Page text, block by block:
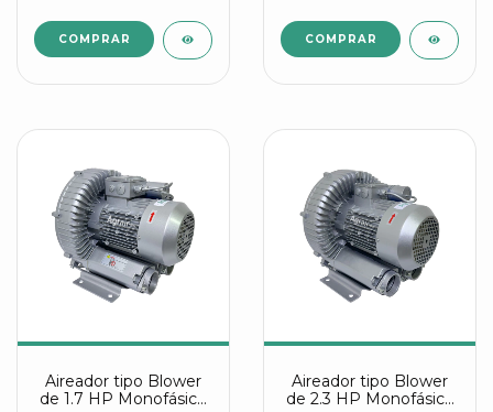
Aireador tipo Blower
de 1.7 HP Monofásico
Aireador tipo Blower
de 2.3 HP Monofásico